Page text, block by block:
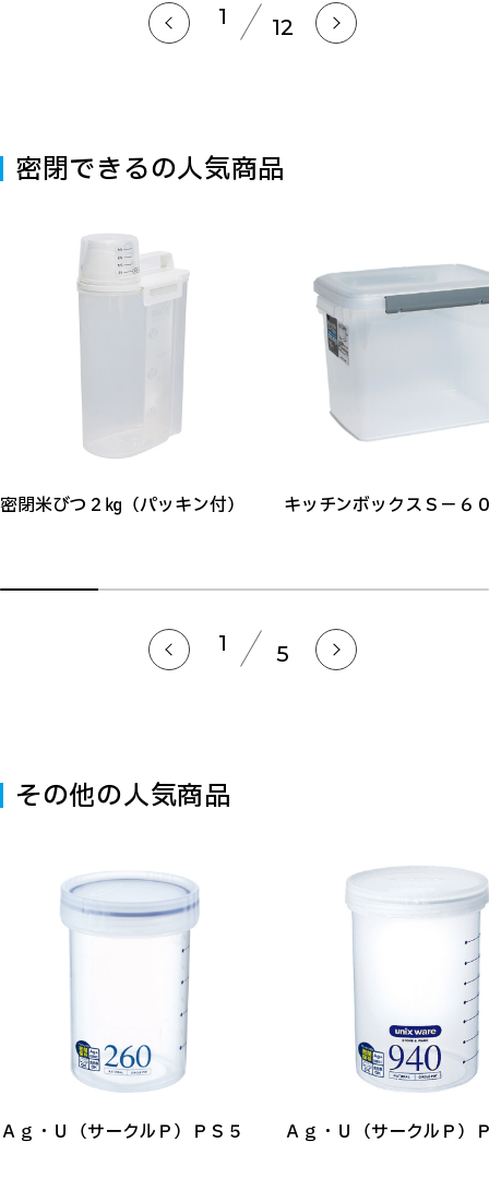
1 12
密閉できるの人気商品
密閉米びつ２㎏（パッキン付） キッチンボックスＳ－６
1 5
その他の人気商品
Ａｇ・Ｕ（サークルＰ）ＰＳ５ Ａｇ・Ｕ（サークルＰ）